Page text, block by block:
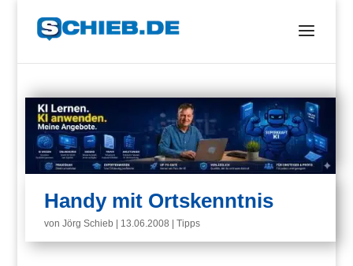
Handy mit Ortskenntnis
vonJörg Schieb 13.06.2008 |Tipps